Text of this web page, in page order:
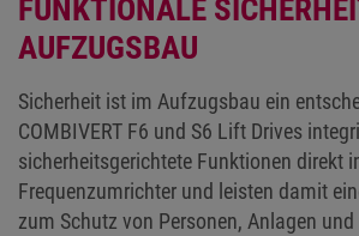
FUNKTIONALE
AUFZUGSBAU
Sicherheit ist im Aufzugsbau ein
COMBIVERT F6 und S6 Lift Drives
sicherheitsgerichtete Funktionen direkt
Frequenzumrichter und leisten damit
zum Schutz von Personen, Anlagen